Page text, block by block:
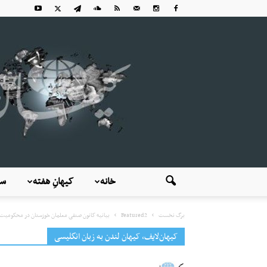
کیهانِ هفته خانه
برگ نخست Featured2 بیانیه کانون صنفی معلمان خوزستان در
کیهان‌لایف، کیهان لندن به زبان انگلیسی